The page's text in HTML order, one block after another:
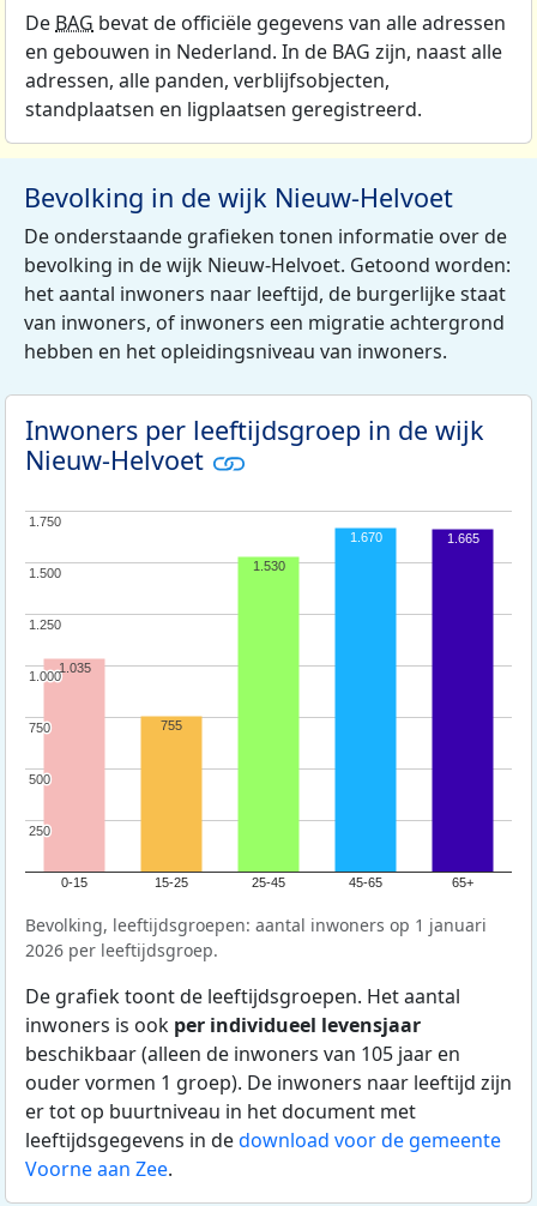
De BAG bevat de officiële gegevens van alle adressen
en gebouwen in Nederland. In de BAG zijn, naast alle
adressen, alle panden, verblijfsobjecten,
standplaatsen en ligplaatsen geregistreerd.
Bevolking in de wijk Nieuw-Helvoet
De onderstaande grafieken tonen informatie over de
bevolking in de wijk Nieuw-Helvoet. Getoond worden:
het aantal inwoners naar leeftijd, de burgerlijke staat
van inwoners, of inwoners een migratie achtergrond
hebben en het opleidingsniveau van inwoners.
Inwoners per leeftijdsgroep in de wijk
Nieuw-Helvoet
0-15 15-25 25-45 45-65 65+
250
250
500
500
750
750
1.000
1.000
1.250
1.250
1.500
1.500
1.750
1.750
1.035
755
1.530
1.670 1.665
Bevolking, leeftijdsgroepen: aantal inwoners op 1 januari
2026 per leeftijdsgroep.
De grafiek toont de leeftijdsgroepen. Het aantal
inwoners is ook per individueel levensjaar
beschikbaar (alleen de inwoners van 105 jaar en
ouder vormen 1 groep). De inwoners naar leeftijd zijn
er tot op buurtniveau in het document met
leeftijdsgegevens in dedownload voor de gemeente
Voorne aan Zee.